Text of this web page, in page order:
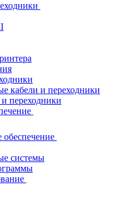
кабели и переходники
переходники
системы